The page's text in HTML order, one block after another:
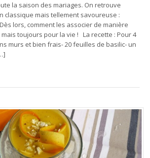
la saison des mariages. On retrouve
classique mais tellement savoureuse :
lors, comment les associer de manière
toujours pour la vie ! La recette : Pour 4
murs et bien frais- 20 feuilles de basilic- un